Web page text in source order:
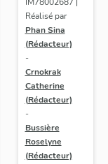
Réalisé par
Phan Sina
(Rédacteur)
-
Crnokrak
Catherine
(Rédacteur)
-
Bussière
Roselyne
(Rédacteur)